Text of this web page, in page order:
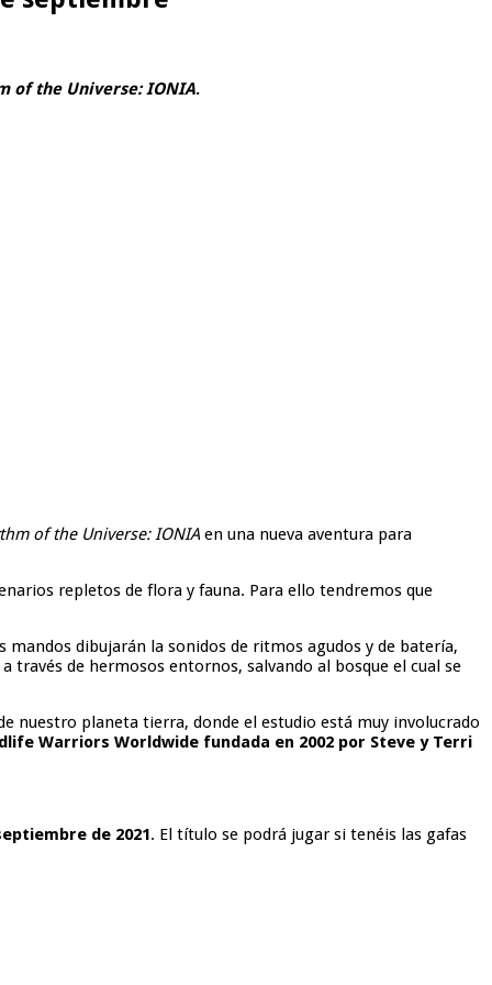
of the Universe: IONIA.
of the Universe: IONIA en una nueva aventura para
repletos de flora y fauna. Para ello tendremos que
dibujarán la sonidos de ritmos agudos y de batería,
través de hermosos entornos, salvando al bosque el cual se
nuestro planeta tierra, donde el estudio está muy involucrado
Warriors Worldwide fundada en 2002 por Steve y Terri
de 2021. El título se podrá jugar si tenéis las gafas